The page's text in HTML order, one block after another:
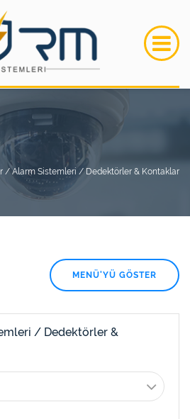
/ Alarm Sistemleri / Dedektörler & Kontaklar
MENÜ'YÜ GÖSTER
/ Dedektörler &